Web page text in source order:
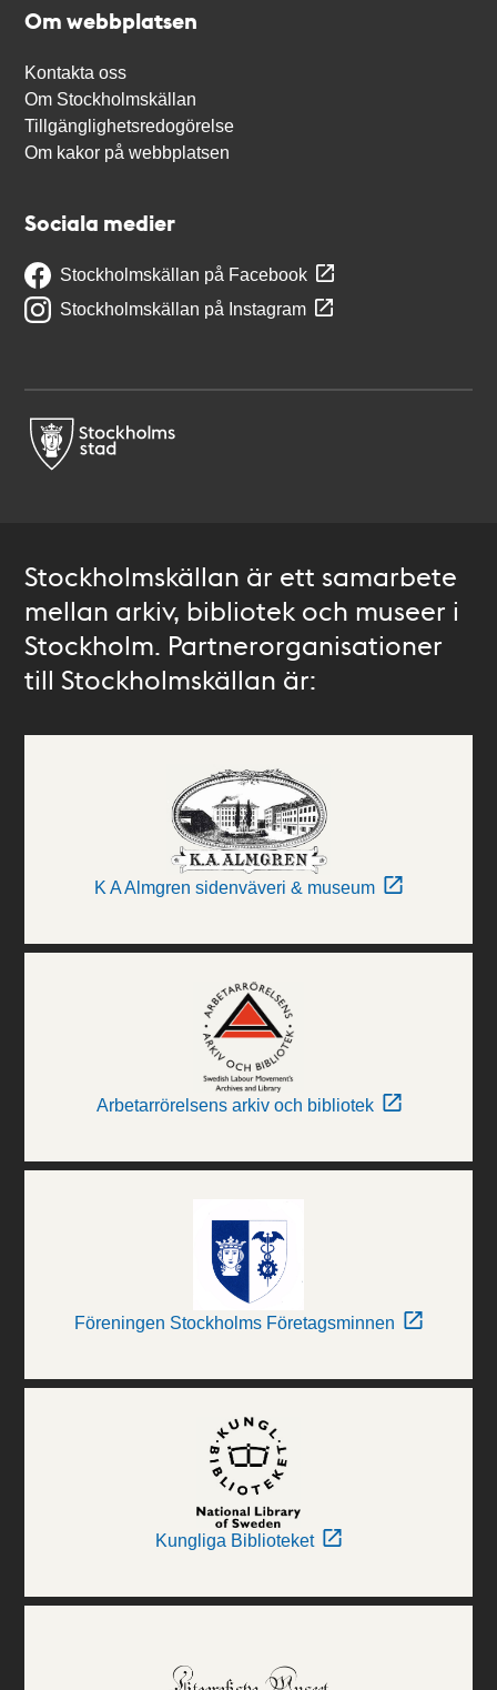
Om webbplatsen
Kontakta oss
Om Stockholmskällan
Tillgänglighetsredogörelse
Om kakor på webbplatsen
Sociala medier
Stockholmskällan på Facebook
Stockholmskällan på Instagram
Stockholmskällan är ett samarbete
mellan arkiv, bibliotek och museer i
Stockholm. Partnerorganisationer
till Stockholmskällan är:
K A Almgren sidenväveri & museum
Arbetarrörelsens arkiv och bibliotek
Föreningen Stockholms Företagsminnen
Kungliga Biblioteket